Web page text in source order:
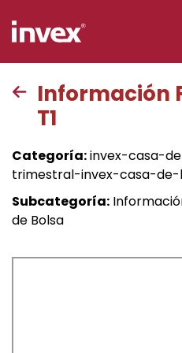
Buscar
Personas
Información
T1
Categoría:invex-casa-
trimestral-invex-casa-de-
Subcategoría:
de Bolsa